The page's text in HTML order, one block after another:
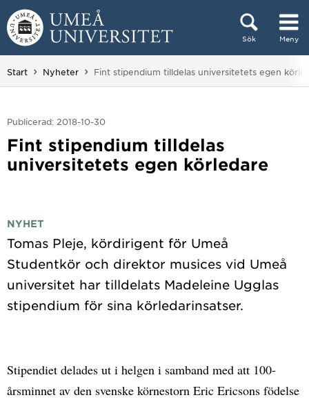
Hoppa direkt till innehållet
Sök Meny
Huvudmenyn dold.
Start Nyheter Du är här:
Fint stipendium tilldelas universitetets egen
Publicerad: 2018-10-30
Fint stipendium tilldelas
universitetets egen körledare
NYHET
Tomas Pleje, kördirigent för Umeå
Studentkör och direktor musices vid Umeå
universitet har tilldelats Madeleine Ugglas
Stipendiet delades ut i helgen i samband med att 100-
årsminnet av den svenske körnestorn Eric Ericsons födelse